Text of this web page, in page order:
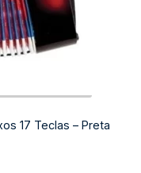
17 Teclas – Preta